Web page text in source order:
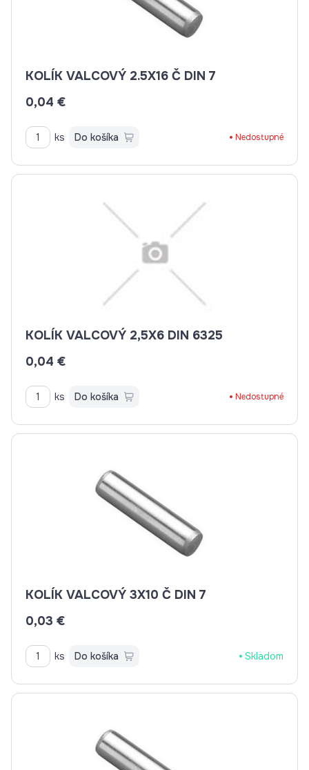
KOLÍK VALCOVÝ 2.5X16 Č DIN 7
0,04 €
ks Do košíka Nedostupné
KOLÍK VALCOVÝ 2,5X6 DIN 6325
0,04 €
ks Do košíka Nedostupné
KOLÍK VALCOVÝ 3X10 Č DIN 7
0,03 €
ks Do košíka Skladom